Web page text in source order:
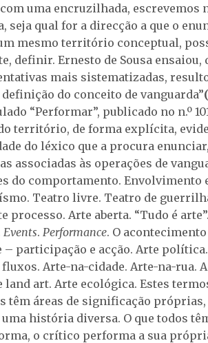
uma encruzilhada, escrevemos
seja qual for a direcção a que o
mesmo território conceptual,
definir. Ernesto de Sousa ensaiou,
mais sistematizadas,
definição do conceito de vanguarda”
“Performar”, publicado no n.º
território, de forma explícita,
do léxico que a procura
associadas às operações de
do comportamento. Envolvimento
Teatro livre. Teatro de
processo. Arte aberta. “Tudo é
Events. Performance. O
– participação e acção. Arte
Arte-na-cidade. Arte-na-rua.
land art. Arte ecológica. Estes
têm áreas de significação
uma história diversa. O que todos
o crítico performa a sua